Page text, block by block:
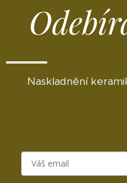
Naskladnění